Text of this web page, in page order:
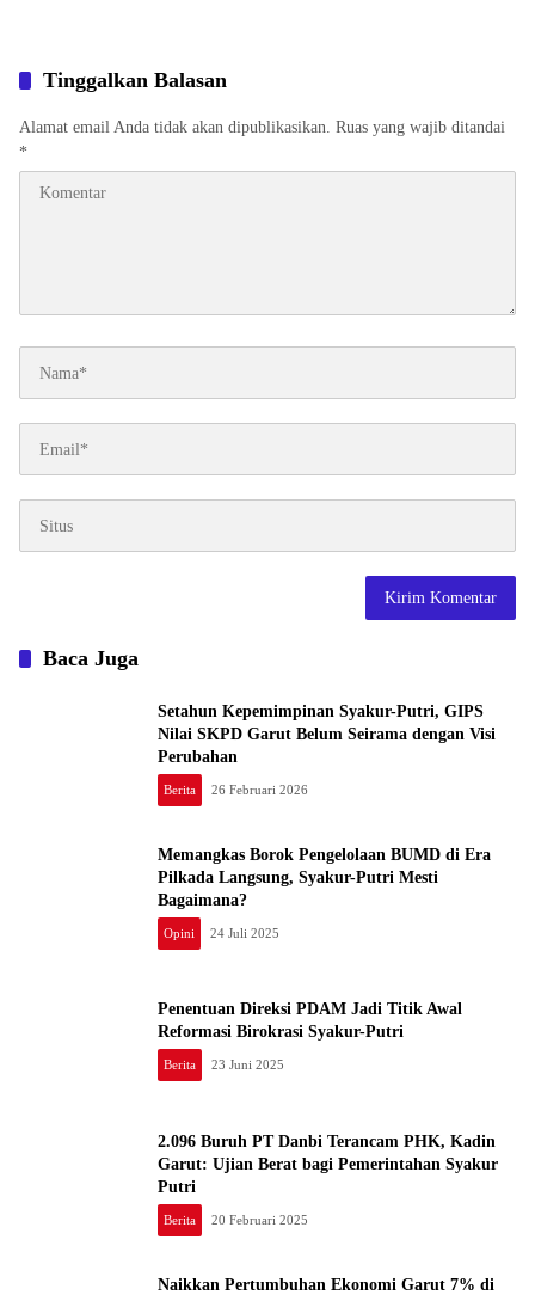
Tinggalkan Balasan
Alamat email Anda tidak akan dipublikasikan. Ruas yang wajib ditandai
*
Baca Juga
Setahun Kepemimpinan Syakur-Putri, GIPS
Nilai SKPD Garut Belum Seirama dengan Visi
Perubahan
Berita 26 Februari 2026
Memangkas Borok Pengelolaan BUMD di Era
Pilkada Langsung, Syakur-Putri Mesti
Bagaimana?
Opini 24 Juli 2025
Penentuan Direksi PDAM Jadi Titik Awal
Reformasi Birokrasi Syakur-Putri
Berita 23 Juni 2025
2.096 Buruh PT Danbi Terancam PHK, Kadin
Garut: Ujian Berat bagi Pemerintahan Syakur
Putri
Berita 20 Februari 2025
Naikkan Pertumbuhan Ekonomi Garut 7% di